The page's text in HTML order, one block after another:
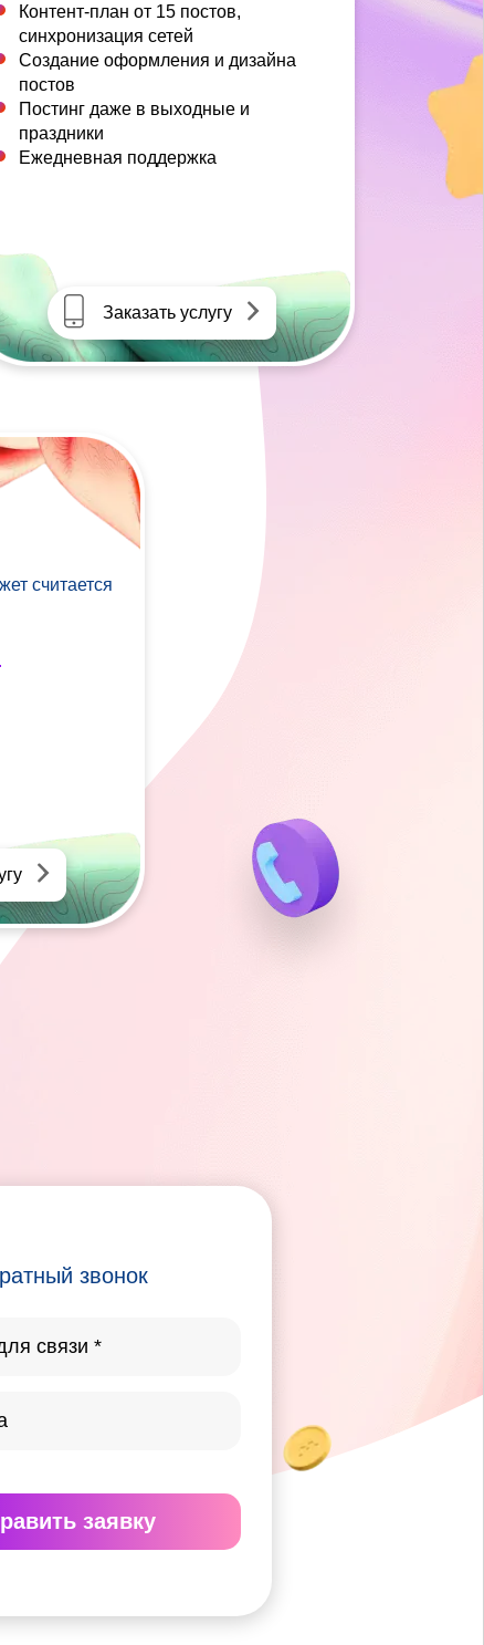
Контент-план от 15 постов,
синхронизация сетей
Создание оформления и дизайна
постов
Постинг даже в выходные и
праздники
Ежедневная поддержка
Заказать услугу
считается
звонок
заявку